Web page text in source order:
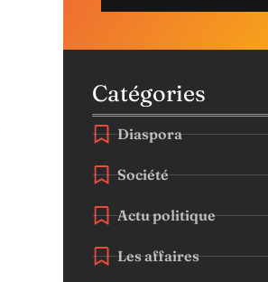
Catégories
Diaspora
Société
Actu politique
Les affaires